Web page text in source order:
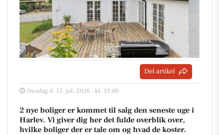
Del artikel
Onsdag d. 15. jul. 2026 - kl. 13:00
2 nye boliger er kommet til salg den seneste uge i
Harlev. Vi giver dig her det fulde overblik over,
hvilke boliger der er tale om og hvad de koster.